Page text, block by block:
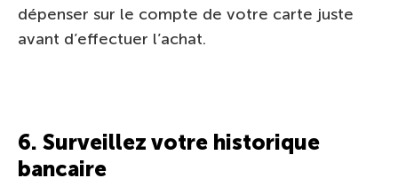
dépenser sur le compte de votre carte juste
avant d’effectuer l’achat.
6. Surveillez votre historique
bancaire